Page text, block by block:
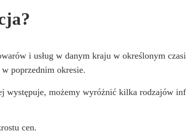
i usług w danym kraju w określonym
poprzednim okresie.
występuje, możemy wyróżnić kilka rodzajów
cen.